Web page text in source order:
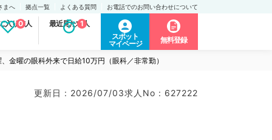
まへ 拠点一覧 よくある質問 お電話でのお問い合わせについて
入り求人
0 最近見た求人
1
スポット
マイページ
無料登録
金曜の眼科外来で日給10万円（眼科／非常勤）
更新日 : 2026/07/03求人No : 627222